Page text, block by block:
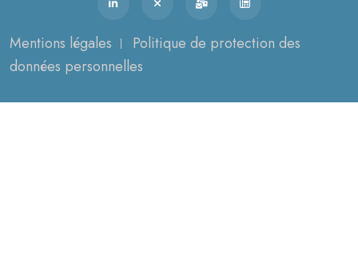
Mentions légales
Politique de protection des
données personnelles